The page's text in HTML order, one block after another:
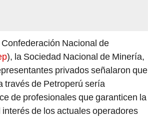
Nacional de
), la Sociedad Nacional de Minería,
privados señalaron que
través de Petroperú sería
de profesionales que garanticen la
de los actuales operadores